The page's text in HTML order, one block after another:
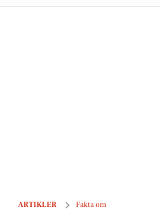
ARTIKLER Fakta om
Huspriserne går op i